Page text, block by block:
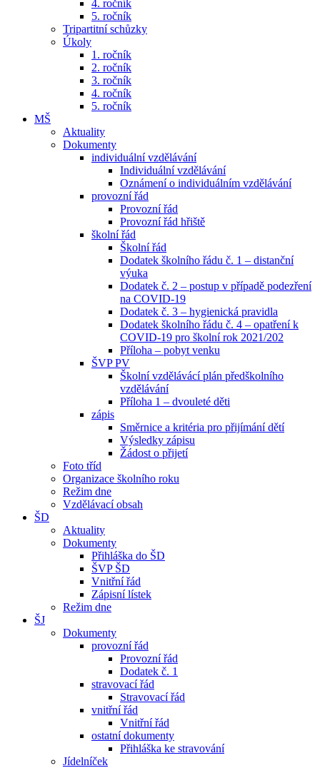
4. ročník
5. ročník
Tripartitní schůzky
Úkoly
1. ročník
2. ročník
3. ročník
4. ročník
5. ročník
MŠ
Aktuality
Dokumenty
individuální vzdělávání
Individuální vzdělávání
Oznámení o individuálním vzdělávání
provozní řád
Provozní řád
Provozní řád hřiště
školní řád
Školní řád
Dodatek školního řádu č. 1 – distanční
výuka
Dodatek č. 2 – postup v případě podezření
na COVID-19
Dodatek č. 3 – hygienická pravidla
Dodatek školního řádu č. 4 – opatření k
COVID-19 pro školní rok 2021/202
Příloha – pobyt venku
ŠVP PV
Školní vzdělávácí plán předškolního
vzdělávání
Příloha 1 – dvouleté děti
zápis
Směrnice a kritéria pro přijímání dětí
Výsledky zápisu
Žádost o přijetí
Foto tříd
Organizace školního roku
Režim dne
Vzdělávací obsah
ŠD
Aktuality
Dokumenty
Přihláška do ŠD
ŠVP ŠD
Vnitřní řád
Zápisní lístek
Režim dne
ŠJ
Dokumenty
provozní řád
Provozní řád
Dodatek č. 1
stravovací řád
Stravovací řád
vnitřní řád
Vnitřní řád
ostatní dokumenty
Přihláška ke stravování
Jídelníček